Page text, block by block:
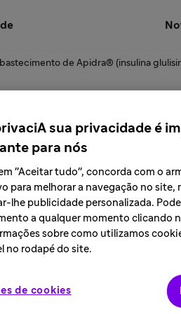
de Apidra® (insulina
o
frasco-
sua privacidade é
para nós
"Aceitar tudo", concorda com o
para melhorar a navegação no site,
lhe publicidade personalizada.
a qualquer momento clicando
sobre como utilizamos
no rodapé do site.
de cookies